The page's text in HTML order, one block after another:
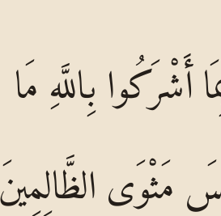
بِاللَّهِ مَا
مَثْوَى الظَّالِمِينَ